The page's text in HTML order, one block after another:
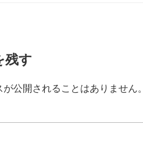
残す
が公開されることはありません。